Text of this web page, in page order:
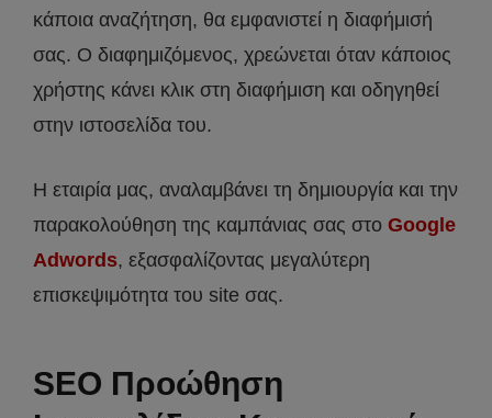
κάποια αναζήτηση, θα εμφανιστεί η διαφήμισή
σας. Ο διαφημιζόμενος, χρεώνεται όταν κάποιος
χρήστης κάνει κλικ στη διαφήμιση και οδηγηθεί
στην ιστοσελίδα του.
Η εταιρία μας, αναλαμβάνει τη δημιουργία και την
παρακολούθηση της καμπάνιας σας στο Google
Adwords, εξασφαλίζοντας μεγαλύτερη
επισκεψιμότητα του site σας.
SEO Προώθηση